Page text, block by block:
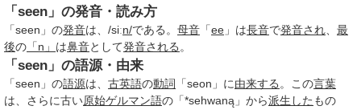
「seen」の発音・読み方
「seen」の発音は、/siːn/である。 母音 「ee 」は長音で発音され
最
後の 「n」 は鼻音として発音される 。
「seen」の語源・由来
「seen」の語源は、 古英語の動詞 「seon」に由来する 。この言葉
は、さらに古い原始ゲルマン語の「*sehwaną」から派生した もの